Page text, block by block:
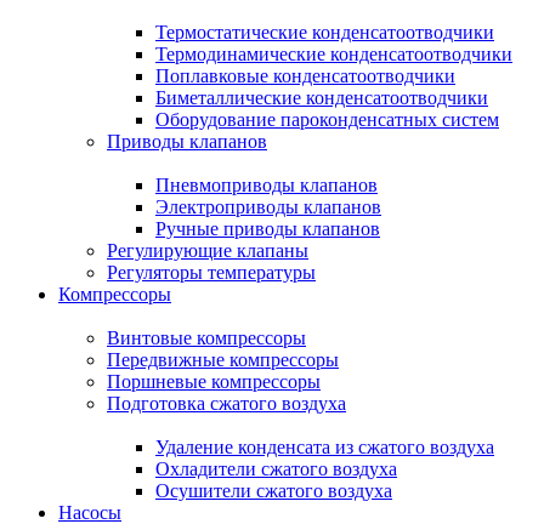
Термостатические конденсатоотводчики
Термодинамические конденсатоотводчики
Поплавковые конденсатоотводчики
Биметаллические конденсатоотводчики
Оборудование пароконденсатных систем
Приводы клапанов
Пневмоприводы клапанов
Электроприводы клапанов
Ручные приводы клапанов
Регулирующие клапаны
Регуляторы температуры
Компрессоры
Винтовые компрессоры
Передвижные компрессоры
Поршневые компрессоры
Подготовка сжатого воздуха
Удаление конденсата из сжатого воздуха
Охладители сжатого воздуха
Осушители сжатого воздуха
Насосы